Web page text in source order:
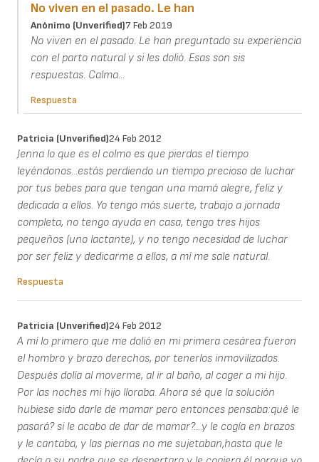
No viven en el pasado. Le han
Anónimo (unverified)7 Feb 2019
No viven en el pasado. Le han preguntado su experiencia
con el parto natural y si les dolió. Esas son sis
respuestas. Calma...
Respuesta
Patricia (unverified)24 Feb 2012
Jenna lo que es el colmo es que pierdas el tiempo
leyéndonos...estás perdiendo un tiempo precioso de luchar
por tus bebes para que tengan una mamá alegre, feliz y
dedicada a ellos. Yo tengo más suerte, trabajo a jornada
completa, no tengo ayuda en casa, tengo tres hijos
pequeños (uno lactante), y no tengo necesidad de luchar
por ser feliz y dedicarme a ellos, a mí me sale natural.
Respuesta
Patricia (unverified)24 Feb 2012
A mí lo primero que me dolió en mi primera cesárea fueron
el hombro y brazo derechos, por tenerlos inmovilizados.
Después dolía al moverme, al ir al baño, al coger a mi hijo.
Por las noches mi hijo lloraba. Ahora sé que la solución
hubiese sido darle de mamar pero entonces pensaba:qué le
pasará? si le acabo de dar de mamar?....y le cogía en brazos
y le cantaba, y las piernas no me sujetaban,hasta que le